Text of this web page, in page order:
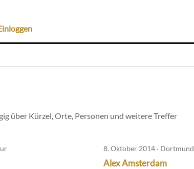
über Kürzel, Orte, Personen und weitere Treffer
8. Oktober 2014 · Dortmund
Alex Amsterdam